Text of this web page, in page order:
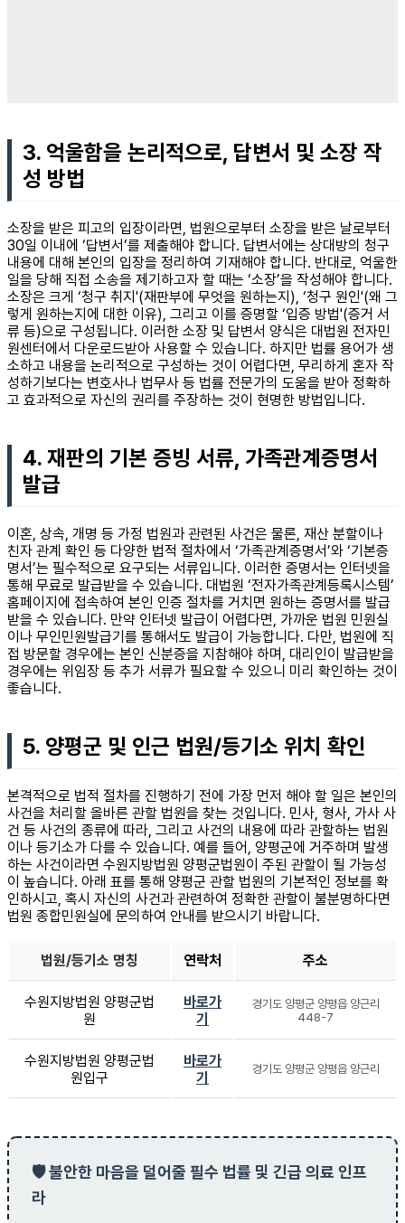
3. 억울함을 논리적으로, 답변서 및 소장 작
성 방법
소장을 받은 피고의 입장이라면, 법원으로부터 소장을 받은 날로부터
30일 이내에 ‘답변서’를 제출해야 합니다. 답변서에는 상대방의 청구
내용에 대해 본인의 입장을 정리하여 기재해야 합니다. 반대로, 억울한
일을 당해 직접 소송을 제기하고자 할 때는 ‘소장’을 작성해야 합니다.
소장은 크게 ‘청구 취지'(재판부에 무엇을 원하는지), ‘청구 원인'(왜 그
렇게 원하는지에 대한 이유), 그리고 이를 증명할 ‘입증 방법'(증거 서
류 등)으로 구성됩니다. 이러한 소장 및 답변서 양식은 대법원 전자민
원센터에서 다운로드받아 사용할 수 있습니다. 하지만 법률 용어가 생
소하고 내용을 논리적으로 구성하는 것이 어렵다면, 무리하게 혼자 작
성하기보다는 변호사나 법무사 등 법률 전문가의 도움을 받아 정확하
고 효과적으로 자신의 권리를 주장하는 것이 현명한 방법입니다.
4. 재판의 기본 증빙 서류, 가족관계증명서
발급
이혼, 상속, 개명 등 가정 법원과 관련된 사건은 물론, 재산 분할이나
친자 관계 확인 등 다양한 법적 절차에서 ‘가족관계증명서’와 ‘기본증
명서’는 필수적으로 요구되는 서류입니다. 이러한 증명서는 인터넷을
통해 무료로 발급받을 수 있습니다. 대법원 ‘전자가족관계등록시스템’
홈페이지에 접속하여 본인 인증 절차를 거치면 원하는 증명서를 발급
받을 수 있습니다. 만약 인터넷 발급이 어렵다면, 가까운 법원 민원실
이나 무인민원발급기를 통해서도 발급이 가능합니다. 다만, 법원에 직
접 방문할 경우에는 본인 신분증을 지참해야 하며, 대리인이 발급받을
경우에는 위임장 등 추가 서류가 필요할 수 있으니 미리 확인하는 것이
좋습니다.
5. 양평군 및 인근 법원/등기소 위치 확인
본격적으로 법적 절차를 진행하기 전에 가장 먼저 해야 할 일은 본인의
사건을 처리할 올바른 관할 법원을 찾는 것입니다. 민사, 형사, 가사 사
건 등 사건의 종류에 따라, 그리고 사건의 내용에 따라 관할하는 법원
이나 등기소가 다를 수 있습니다. 예를 들어, 양평군에 거주하며 발생
하는 사건이라면 수원지방법원 양평군법원이 주된 관할이 될 가능성
이 높습니다. 아래 표를 통해 양평군 관할 법원의 기본적인 정보를 확
인하시고, 혹시 자신의 사건과 관련하여 정확한 관할이 불분명하다면
법원 종합민원실에 문의하여 안내를 받으시기 바랍니다.
법원/등기소 명칭 연락처 주소
수원지방법원 양평군법
원
바로가
기
경기도 양평군 양평읍 양근리
448-7
수원지방법원 양평군법
원입구
바로가
기
경기도 양평군 양평읍 양근리
🛡️ 불안한 마음을 덜어줄 필수 법률 및 긴급 의료 인프
라